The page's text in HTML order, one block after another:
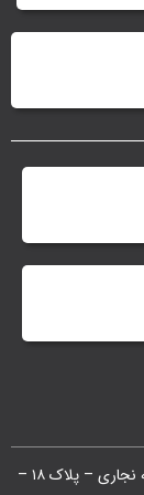
شعبه مرکزی : ستارخان – بین شادمهر و بهبودی – کوچه نجاری – پلاک ۱۸ –